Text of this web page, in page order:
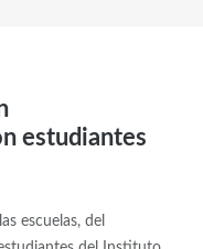
estudiantes
escuelas, del